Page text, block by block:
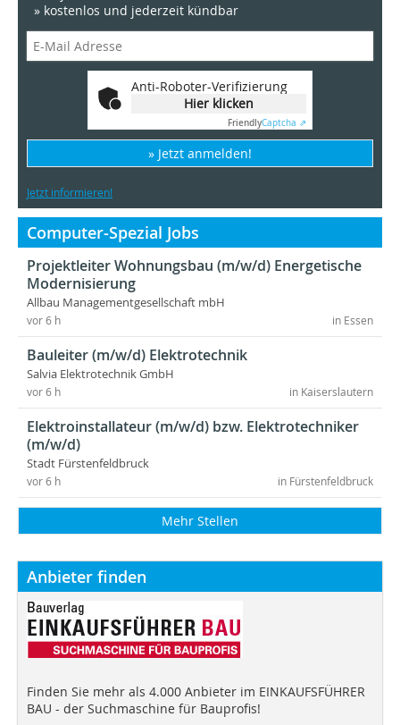
» kostenlos und jederzeit kündbar
Anti-Roboter-Verifizierung
Hier klicken
FriendlyCaptcha ⇗
» Jetzt anmelden!
Jetzt informieren!
Computer-Spezial Jobs
Projektleiter Wohnungsbau (m/w/d) Energetische
Modernisierung
Allbau Managementgesellschaft mbH
in Essen
vor 6 h
Bauleiter (m/w/d) Elektrotechnik
Salvia Elektrotechnik GmbH
in Kaiserslautern
vor 6 h
Elektroinstallateur (m/w/d) bzw. Elektrotechniker
(m/w/d)
Stadt Fürstenfeldbruck
in Fürstenfeldbruck
vor 6 h
Mehr Stellen
Anbieter finden
Finden Sie mehr als 4.000 Anbieter im EINKAUFSFÜHRER
BAU - der Suchmaschine für Bauprofis!